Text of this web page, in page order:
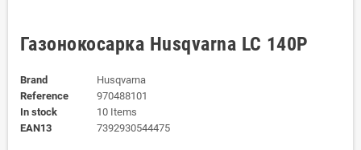
Газонокосарка Husqvarna LC 140P
Brand
Husqvarna
Reference
970488101
In stock
10 Items
EAN13
7392930544475